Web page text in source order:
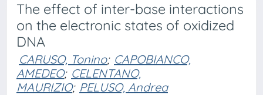
The effect of inter-base interactions
on the electronic states of oxidized
DNA
CARUSO, Tonino; CAPOBIANCO,
AMEDEO; CELENTANO,
MAURIZIO; PELUSO, Andrea